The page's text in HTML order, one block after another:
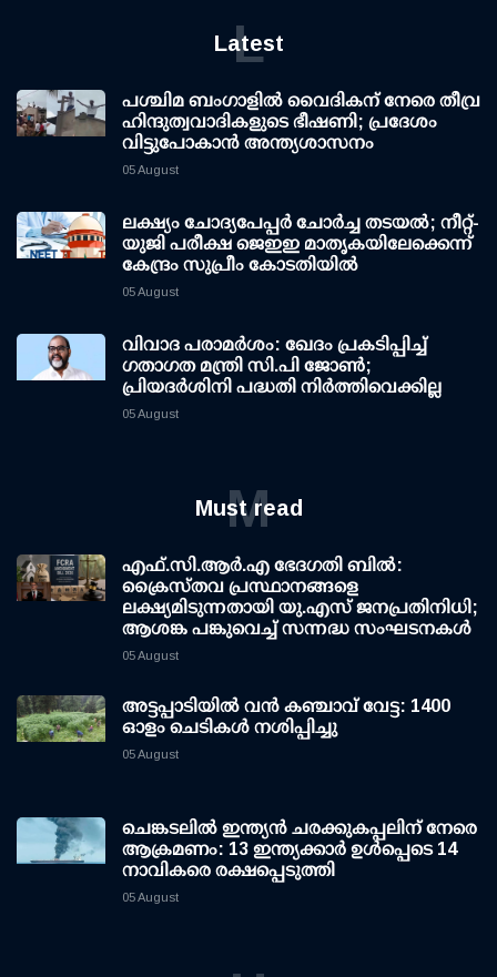
Latest
L
പശ്ചിമ ബംഗാളിൽ വൈദികന് നേരെ തീവ്ര
ഹിന്ദുത്വവാദികളുടെ ഭീഷണി; പ്രദേശം
വിട്ടുപോകാൻ അന്ത്യശാസനം
05 August
ലക്ഷ്യം ചോദ്യപേപ്പര്‍ ചോര്‍ച്ച തടയല്‍; നീറ്റ്-
യുജി പരീക്ഷ ജെഇഇ മാതൃകയിലേക്കെന്ന്
കേന്ദ്രം സുപ്രീം കോടതിയില്‍
05 August
വിവാദ പരാമര്‍ശം: ഖേദം പ്രകടിപ്പിച്ച്
ഗതാഗത മന്ത്രി സി.പി ജോണ്‍;
പ്രിയദര്‍ശിനി പദ്ധതി നിര്‍ത്തിവെക്കില്ല
05 August
Must read
M
എഫ്.സി.ആര്‍.എ ഭേദഗതി ബില്‍:
ക്രൈസ്തവ പ്രസ്ഥാനങ്ങളെ
ലക്ഷ്യമിടുന്നതായി യു.എസ് ജനപ്രതിനിധി;
ആശങ്ക പങ്കുവെച്ച് സന്നദ്ധ സംഘടനകള്‍
05 August
അട്ടപ്പാടിയില്‍ വന്‍ കഞ്ചാവ് വേട്ട: 1400
ഓളം ചെടികള്‍ നശിപ്പിച്ചു
05 August
ചെങ്കടലില്‍ ഇന്ത്യന്‍ ചരക്കുകപ്പലിന് നേരെ
ആക്രമണം: 13 ഇന്ത്യക്കാര്‍ ഉള്‍പ്പെടെ 14
നാവികരെ രക്ഷപ്പെടുത്തി
05 August